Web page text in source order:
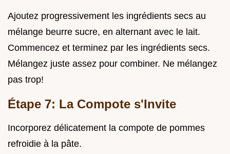
Ajoutez progressivement les ingrédients secs au
mélange beurre sucre, en alternant avec le lait.
Commencez et terminez par les ingrédients secs.
Mélangez juste assez pour combiner. Ne mélangez
pas trop!
Étape 7: La Compote s'Invite
Incorporez délicatement la compote de pommes
refroidie à la pâte.